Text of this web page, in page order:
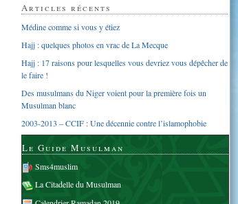
Articles récents
Médine comme si vous y étiez
Hajj : quelques photos en vrac de La Mecque
Hajj : 17 raisons pour lesquelles vous devriez vous dépêcher de
le faire !
Des musulmans du Niger voient pour la première fois un
Musulman blanc
2003-2013 – CCIF : Une décennie contre l’islamophobie
Le Guide Musulman
Sms4muslim
La Citadelle du Musulman